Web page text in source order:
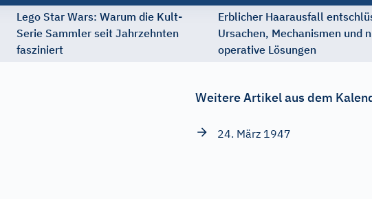
Lego Star Wars: Warum die Kult-
Serie Sammler seit Jahrzehnten
fasziniert
Erblicher Haarausfall
Ursachen, Mechanismen und
operative Lösungen
Weitere Artikel aus dem
24. März 1947